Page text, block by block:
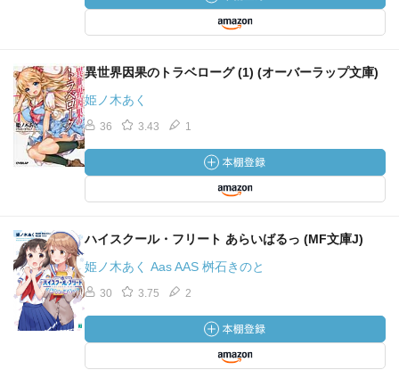
異世界因果のトラベローグ (1) (オーバーラップ文庫)
姫ノ木あく
36 3.43 1
ハイスクール・フリート あらいばるっ (MF文庫J)
姫ノ木あく Aas AAS 桝石きのと
30 3.75 2